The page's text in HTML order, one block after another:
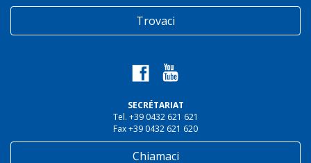
Trovaci
SECRÉTARIAT
Tel. +39 0432 621 621
Fax +39 0432 621 620
Chiamaci